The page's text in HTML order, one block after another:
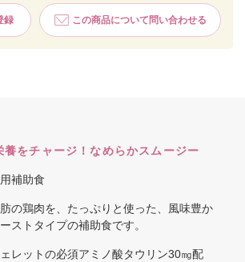
録 この商品について問い合わせる
養をチャージ！なめらかスムージー
補助食
の鶏肉を、たっぷりと使った、風味豊か
ストタイプの補助食です。
レットの必須アミノ酸タウリン30㎎配